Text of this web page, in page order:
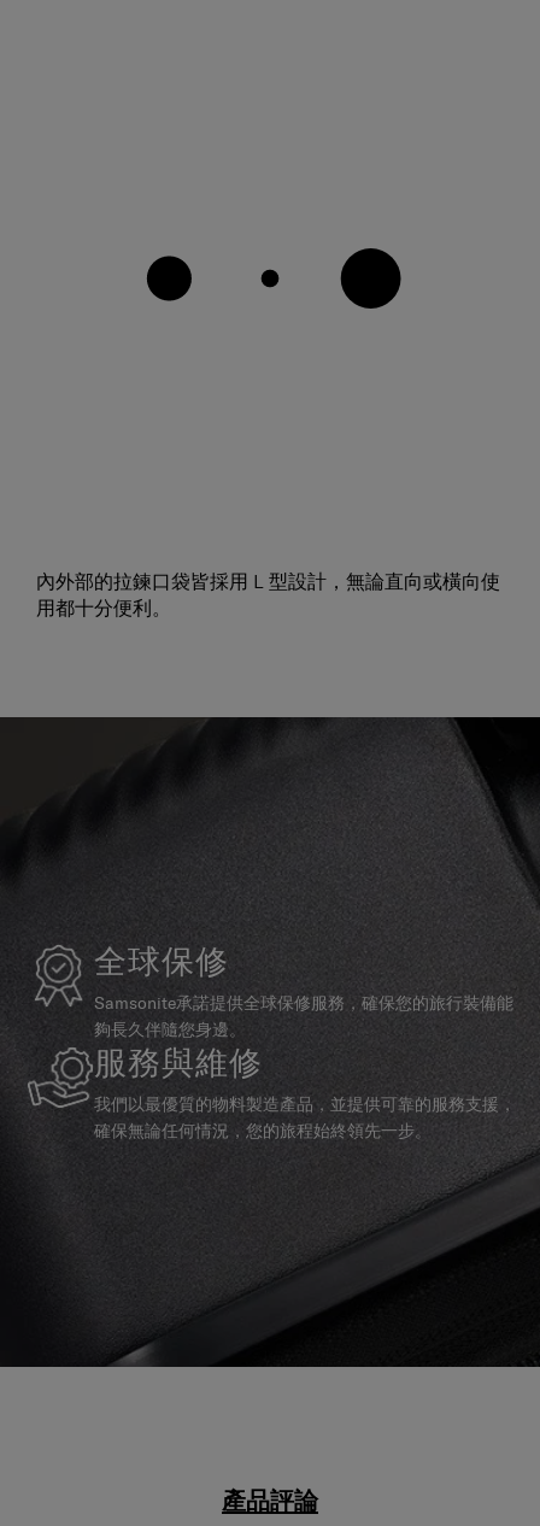
內外部的拉鍊口袋皆採用 L 型設計，無論直向或橫向使
用都十分便利。
全球保修
Samsonite承諾提供全球保修服務，確保您的旅行裝備能
夠長久伴隨您身邊。
服務與維修
我們以最優質的物料製造產品，並提供可靠的服務支援，
確保無論任何情況，您的旅程始終領先一步。
產品評論